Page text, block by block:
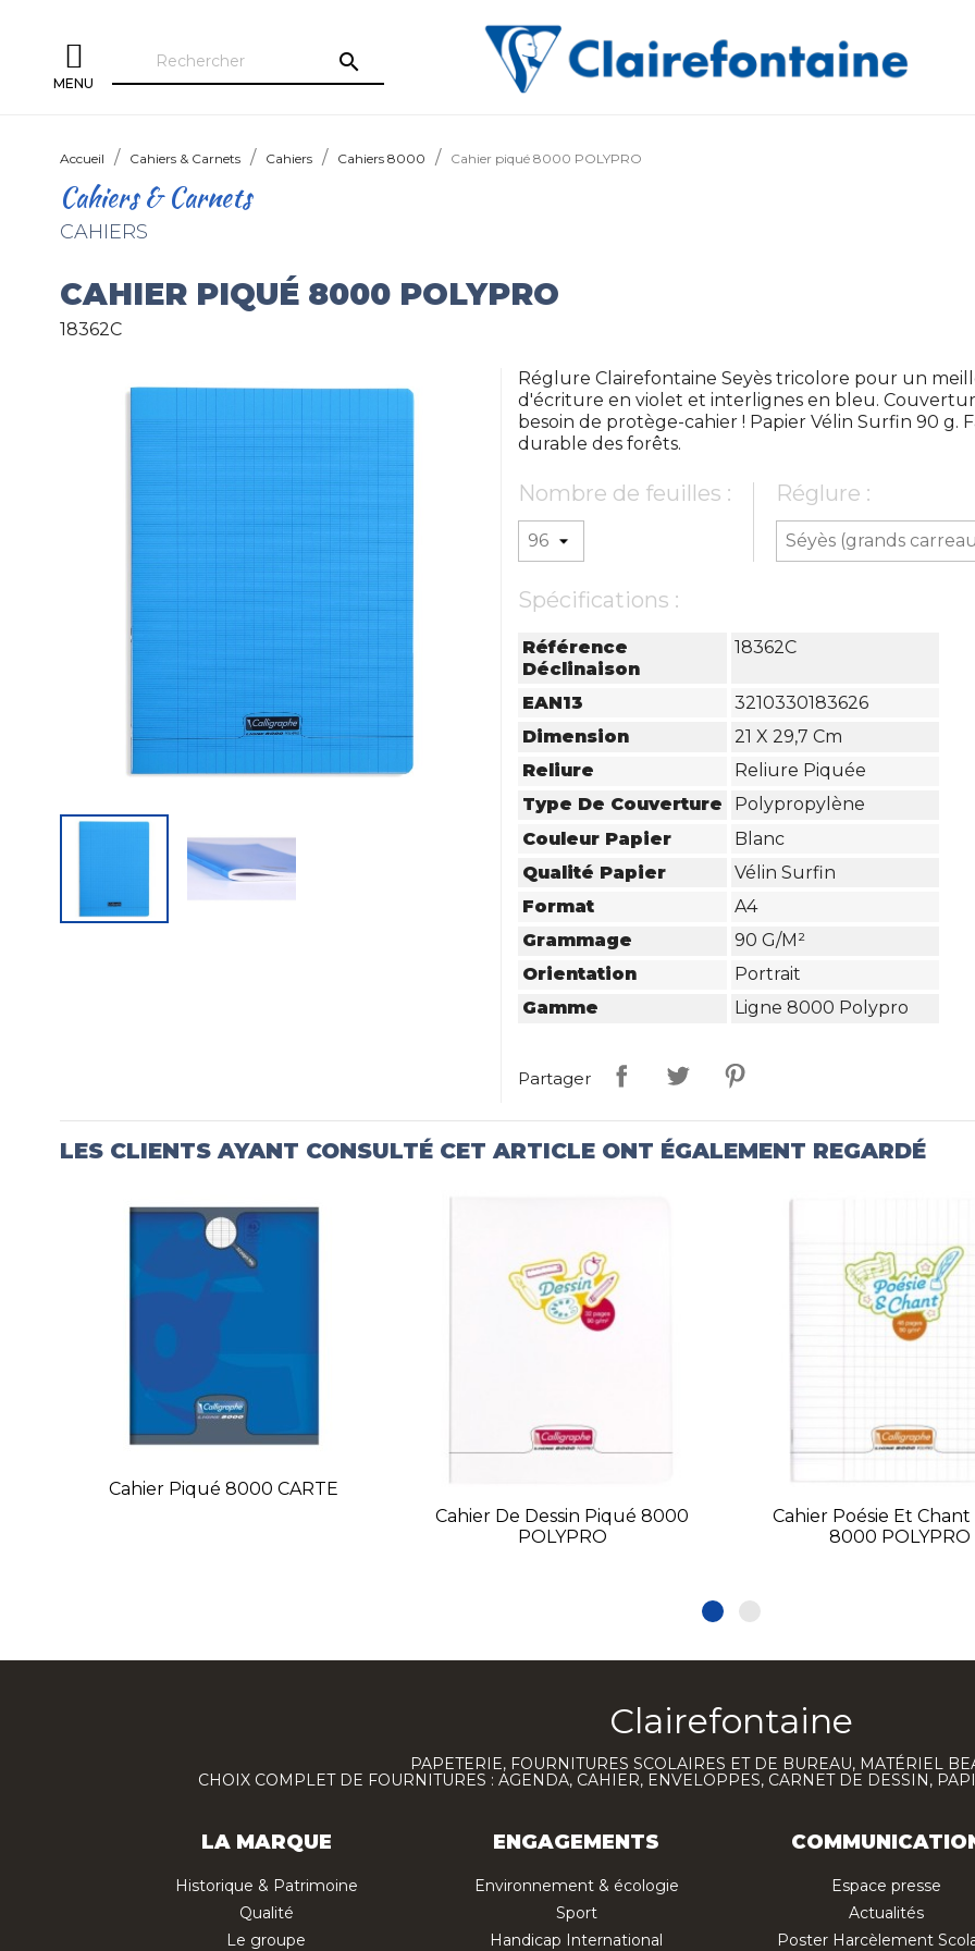
MENU
search
Accueil Cahiers & Carnets Cahiers Cahiers 8000 Cahier piqué 8000 POLYPRO
Cahiers & Carnets
CAHIERS
CAHIER PIQUÉ 8000 POLYPRO
18362C
Réglure Clairefontaine Seyès tricolore pour un
d'écriture en violet et interlignes en bleu.
besoin de protège-cahier ! Papier Vélin Surfin 90 g.
durable des forêts.
Nombre de feuilles : Réglure :
Spécifications :
Référence
Déclinaison
18362C
EAN13
3210330183626
Dimension
21 X 29,7 Cm
Reliure
Reliure Piquée
Type De Couverture
Polypropylène
Couleur Papier
Blanc
Qualité Papier
Vélin Surfin
Format
A4
Grammage
90 G/m²
Orientation
Portrait
Gamme
Ligne 8000 Polypro
Partager
LES CLIENTS AYANT CONSULTÉ CET ARTICLE ONT ÉGALEMENT REGARDÉ
Cahier Piqué 8000 CARTE
Cahier De Dessin Piqué 8000
POLYPRO
Cahier Poésie Et
8000 POLYPRO
Clairefontaine
PAPETERIE, FOURNITURES SCOLAIRES ET DE BUREAU, MATÉRIEL
CHOIX COMPLET DE FOURNITURES : AGENDA, CAHIER, ENVELOPPES, CARNET DE DESSIN,
LA MARQUE
Historique & Patrimoine
Qualité
Le groupe
ENGAGEMENTS
Environnement & écologie
Sport
Handicap International
Espace presse
Actualités
Poster Harcèlement